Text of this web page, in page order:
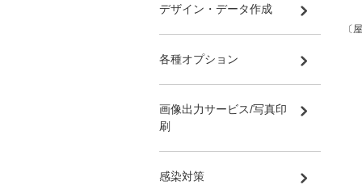
〔
デザイン・データ作成
各種オプション
画像出力サービス/写真印
刷
感染対策